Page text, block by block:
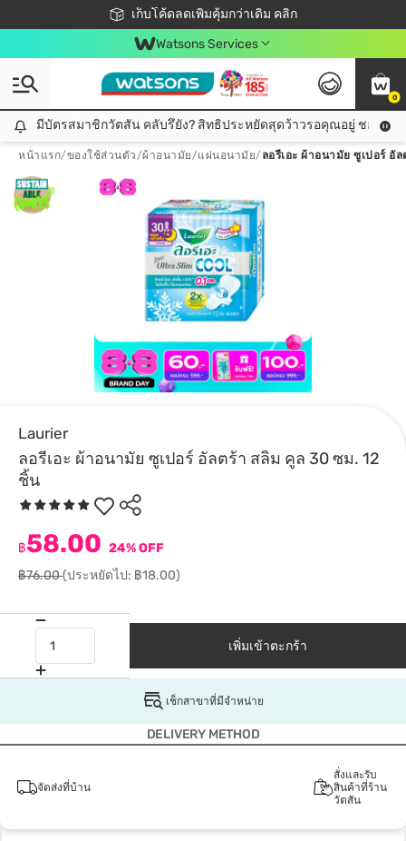
เก็บโค้ดลดเพิ่มคุ้มกว่าเดิม คลิก
ชอปออนไลน์ครั้งแรก ลดเพิ่มจุก ๆ 10%! 🎉
📦ส่งฟรี! เมื่อชอป 499฿
สมาชิกวัตสัน คลับดียังไง?
Watsons Services
0
มีบัตรสมาชิกวัตสัน คลับรึยัง? สิทธิประหยัดสุดว้าวรอคุณอยู่ ชอปคุ้มกว่าเดิม คลิก!
มีบัตรสมาชิกวัตสัน คลับรึยัง? สิทธิประหยัดสุดว้าวรอคุณอยู่ ชอปคุ้มก
หน้าแรก/ของใช้ส่วนตัว/ผ้าอนามัย/แผ่นอนามัย/ ลอรีเอะ ผ้าอนามัย ซูเปอร์
Laurier
ลอรีเอะ ผ้าอนามัย ซูเปอร์ อัลตร้า สลิม คูล 30 ซม. 12
ชิ้น
฿58.00 24% OFF
฿76.00(ประหยัดไป: ฿18.00)
เพิ่มเข้าตะกร้า
เช็กสาขาที่มีจำหน่าย
DELIVERY METHOD
จัดส่งที่บ้าน
สั่งและรับ
สินค้าที่ร้าน
วัตสัน